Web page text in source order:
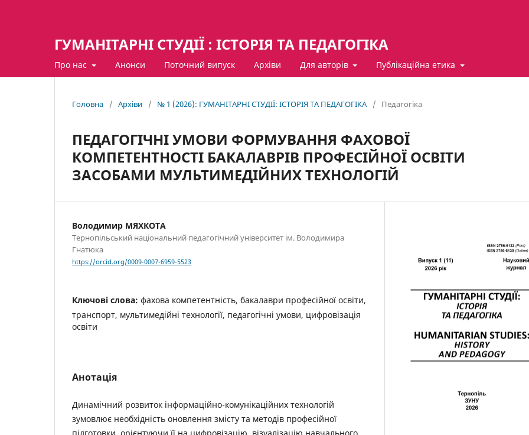
ГУМАНІТАРНІ СТУДІЇ : ІСТОРІЯ ТА ПЕДАГОГІКА
Про нас Анонси Поточний випуск Архіви Для авторів Публікаційна етика
Головна / Архіви / № 1 (2026): ГУМАНІТАРНІ СТУДІЇ: ІСТОРІЯ ТА ПЕДАГОГІКА / Педагогіка
ПЕДАГОГІЧНІ УМОВИ ФОРМУВАННЯ ФАХОВОЇ
КОМПЕТЕНТНОСТІ БАКАЛАВРІВ ПРОФЕСІЙНОЇ ОСВІТИ
ЗАСОБАМИ МУЛЬТИМЕДІЙНИХ ТЕХНОЛОГІЙ
Володимир МЯХКОТА
Тернопільський національний педагогічний університет ім. Володимира
Гнатюка
https://orcid.org/0009-0007-6959-5523
Ключові слова: фахова компетентність, бакалаври професійної освіти,
транспорт, мультимедійні технології, педагогічні умови, цифровізація
освіти
Анотація
Динамічний розвиток інформаційно-комунікаційних технологій
зумовлює необхідність оновлення змісту та методів професійної